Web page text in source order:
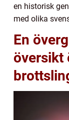
en historisk
med olika
En
översikt